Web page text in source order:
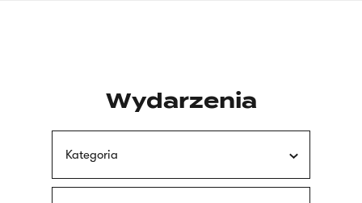
Wydarzenia
Kategoria